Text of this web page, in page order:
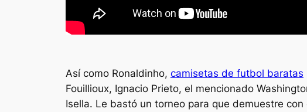
Así como Ronaldinho, camisetas de futbol baratas
Fouillioux, Ignacio Prieto, el mencionado
Isella. Le bastó un torneo para que demuestre